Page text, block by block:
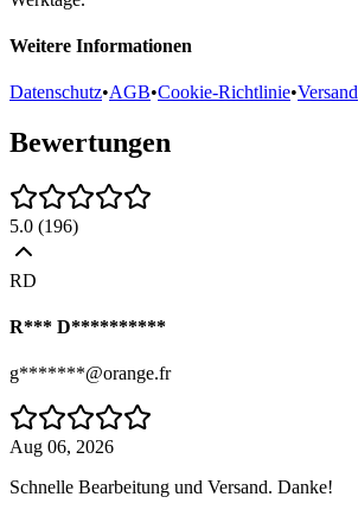
Weitere Informationen
Datenschutz•AGB•Cookie-Richtlinie•Versand
Bewertungen
5.0 (196)
RD
R*** D**********
g*******@orange.fr
Aug 06, 2026
Schnelle Bearbeitung und Versand. Danke!